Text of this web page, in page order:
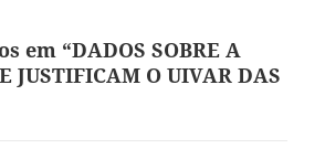
em “DADOS SOBRE A
JUSTIFICAM O UIVAR DAS